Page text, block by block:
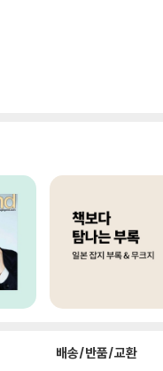
배송/반품/교환